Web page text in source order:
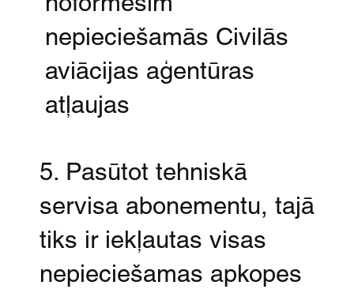
5. Pasūtot tehniskā
servisa abonementu, tajā
tiks ir iekļautas visas
nepieciešamas apkopes
nepieciešamās Civilās
aviācijas aģentūras
atļaujas